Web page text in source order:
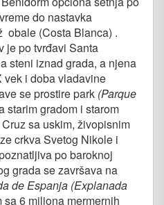
do nastavka
(Costa Blanca) .
je po tvrđavi Santa
steni iznad grada, a njena
vek i doba vladavine
se prostire park (Parque
starim gradom i starom
sa uskim, živopisnim
crkva Svetog Nikole i
po baroknoj
grada se završava na
de Espanja (Explanada
sa 6 miliona mermernih